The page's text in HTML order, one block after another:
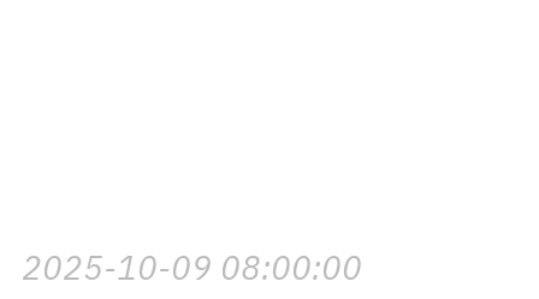
2025-10-09 08:00:00